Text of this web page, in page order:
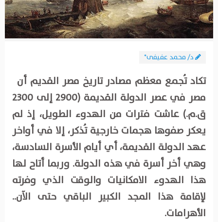
د/ محمد عفيفى*
تكاد تُجمع معظم مصادر تاريخ مصر القديم أن
مصر في عصر الدولة القديمة (2900 إلى 2300
ق.م.) عاشت فترات من الهدوء الطويل، إذ لم
يعكر صفوها هجمات خارجية تُذكر، إلا في أواخر
عهد الدولة القديمة، أي أيام الأسرة السادسة،
وهي أخر أسرة في هذه الدولة. وربما أتاح لها
هذا الهدوء الامكانيات والوقت الذي وفرته
لإقامة هذا المجد الكبير الباقي حتى الآن..
الأهرامات.